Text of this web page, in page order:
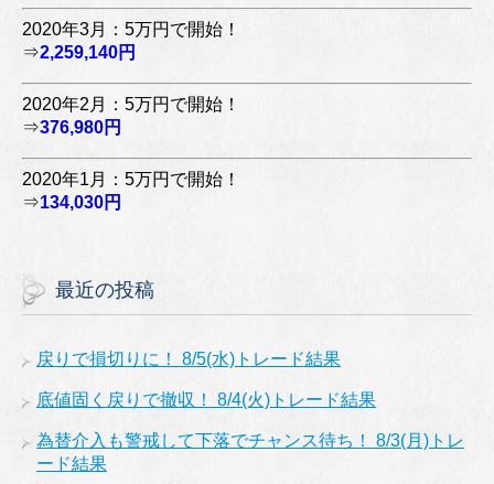
2020年3月：5万円で開始！
⇒2,259,140円
2020年2月：5万円で開始！
⇒376,980円
2020年1月：5万円で開始！
⇒134,030円
最近の投稿
戻りで損切りに！ 8/5(水)トレード結果
底値固く戻りで撤収！ 8/4(火)トレード結果
為替介入も警戒して下落でチャンス待ち！ 8/3(月)トレ
ード結果